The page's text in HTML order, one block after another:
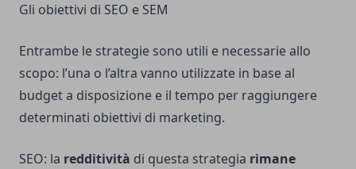
Gli obiettivi di SEO e SEM
Entrambe le strategie sono utili e necessarie allo
scopo: l’una o l’altra vanno utilizzate in base al
budget a disposizione e il tempo per raggiungere
determinati obiettivi di marketing.
SEO: la redditività di questa strategia rimane